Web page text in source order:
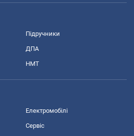
Підручники
ДПА
НМТ
Електромобілі
Сервіс